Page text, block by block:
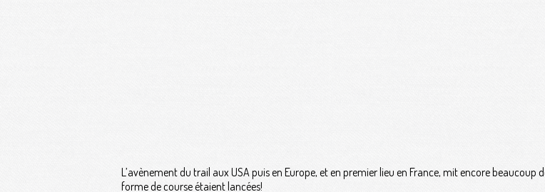
L’avènement du trail aux USA puis en Europe, et en premier lieu en France, mit encore
forme de course étaient lancées!